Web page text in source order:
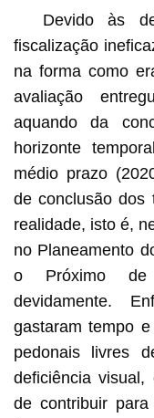
Devido às
fiscalização
na forma como
avaliação
aquando da
horizonte
médio prazo
de conclusão dos
realidade, isto é,
no Planeamento
o Próximo de
devidamente.
gastaram tempo
pedonais livres
deficiência
de contribuir